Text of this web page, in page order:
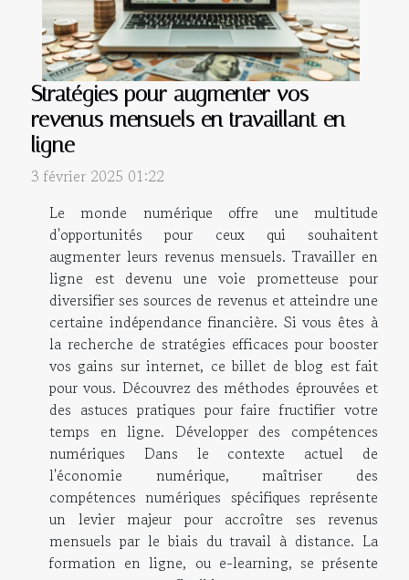
Stratégies pour augmenter vos
revenus mensuels en travaillant en
ligne
3 février 2025 01:22
Le monde numérique offre une multitude
d'opportunités pour ceux qui souhaitent
augmenter leurs revenus mensuels. Travailler en
ligne est devenu une voie prometteuse pour
diversifier ses sources de revenus et atteindre une
certaine indépendance financière. Si vous êtes à
la recherche de stratégies efficaces pour booster
vos gains sur internet, ce billet de blog est fait
pour vous. Découvrez des méthodes éprouvées et
des astuces pratiques pour faire fructifier votre
temps en ligne. Développer des compétences
numériques Dans le contexte actuel de
l'économie numérique, maîtriser des
compétences numériques spécifiques représente
un levier majeur pour accroître ses revenus
mensuels par le biais du travail à distance. La
formation en ligne, ou e-learning, se présente